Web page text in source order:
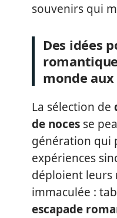
souvenirs qui
Des idées
monde
La sélection de
de noces se
génération qui
expériences
déploient leurs
immaculée :
escapade